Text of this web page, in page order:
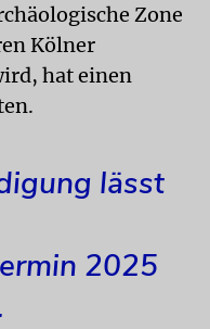
Zone
Kölner
hat einen
lässt
2025